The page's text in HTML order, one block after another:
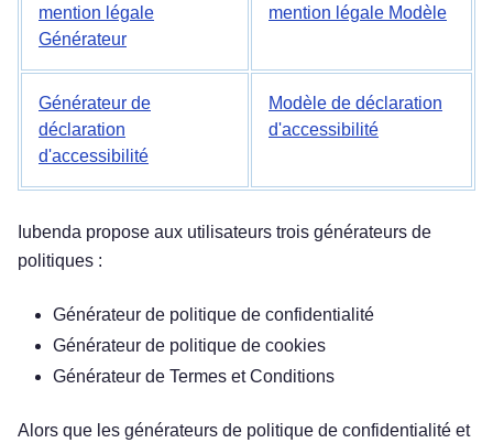
mention légale
Générateur
mention légale Modèle
Générateur de
déclaration
d'accessibilité
Modèle de déclaration
d'accessibilité
Iubenda propose aux utilisateurs trois générateurs de
politiques :
Générateur de politique de confidentialité
Générateur de politique de cookies
Générateur de Termes et Conditions
Alors que les générateurs de politique de confidentialité et